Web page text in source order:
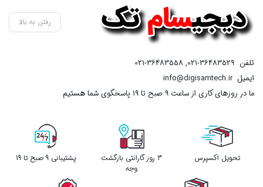
رفتن به بالا
تلفن 021-36483529
,
021-36483558
ایمیلinfo@digisamtech.ir
ما در روزهای کاری از ساعت ۹ صبح تا ۱۹ پاسخگوی شما هستیم
تحویل اکسپرس
3 روز گارانتی بازگشت
وجه
پشتیبانی 9 صبح تا 19